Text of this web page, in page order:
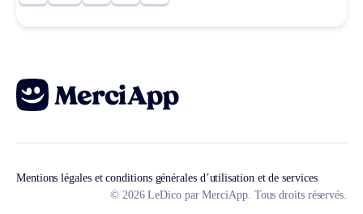
Mentions légales et conditions générales d’utilisation et de services
© 2026 LeDico par MerciApp. Tous droits réservés.